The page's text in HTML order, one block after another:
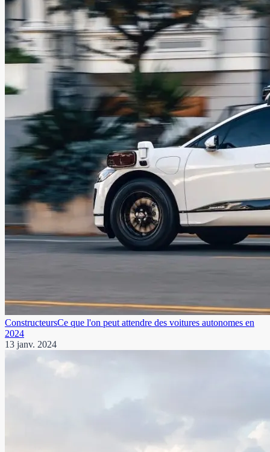
ConstructeursCe que l'on peut attendre des voitures autonomes en
2024
13 janv. 2024